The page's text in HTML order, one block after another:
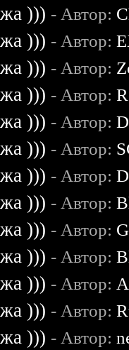
))) - Автор:
))) - Автор:
))) - Автор:
))) - Автор:
))) - Автор:
))) - Автор:
))) - Автор:
))) - Автор:
))) - Автор:
))) - Автор:
))) - Автор:
))) - Автор:
))) - Автор: